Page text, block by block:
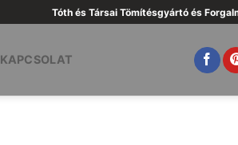
Tóth és Társai Tömítésgyártó és
KAPCSOLAT